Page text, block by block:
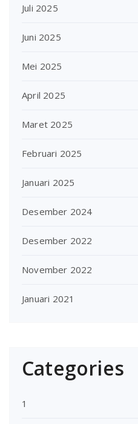
Juli 2025
Juni 2025
Mei 2025
April 2025
Maret 2025
Februari 2025
Januari 2025
Desember 2024
Desember 2022
November 2022
Januari 2021
Categories
1